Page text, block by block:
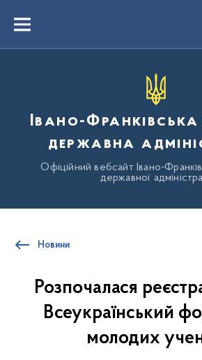
вмістуMenu
Івано-
державна
Офіційний вебсайт Івано-
державної
Новини
Розпочалася
Всеукраїнський
молодих